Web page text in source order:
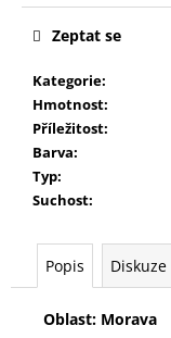
Kategorie:
Hmotnost:
Příležitost:
Barva:
Typ:
Suchost:
Zeptat se
Popis Diskuze
Oblast: Morava
THURGAU
199